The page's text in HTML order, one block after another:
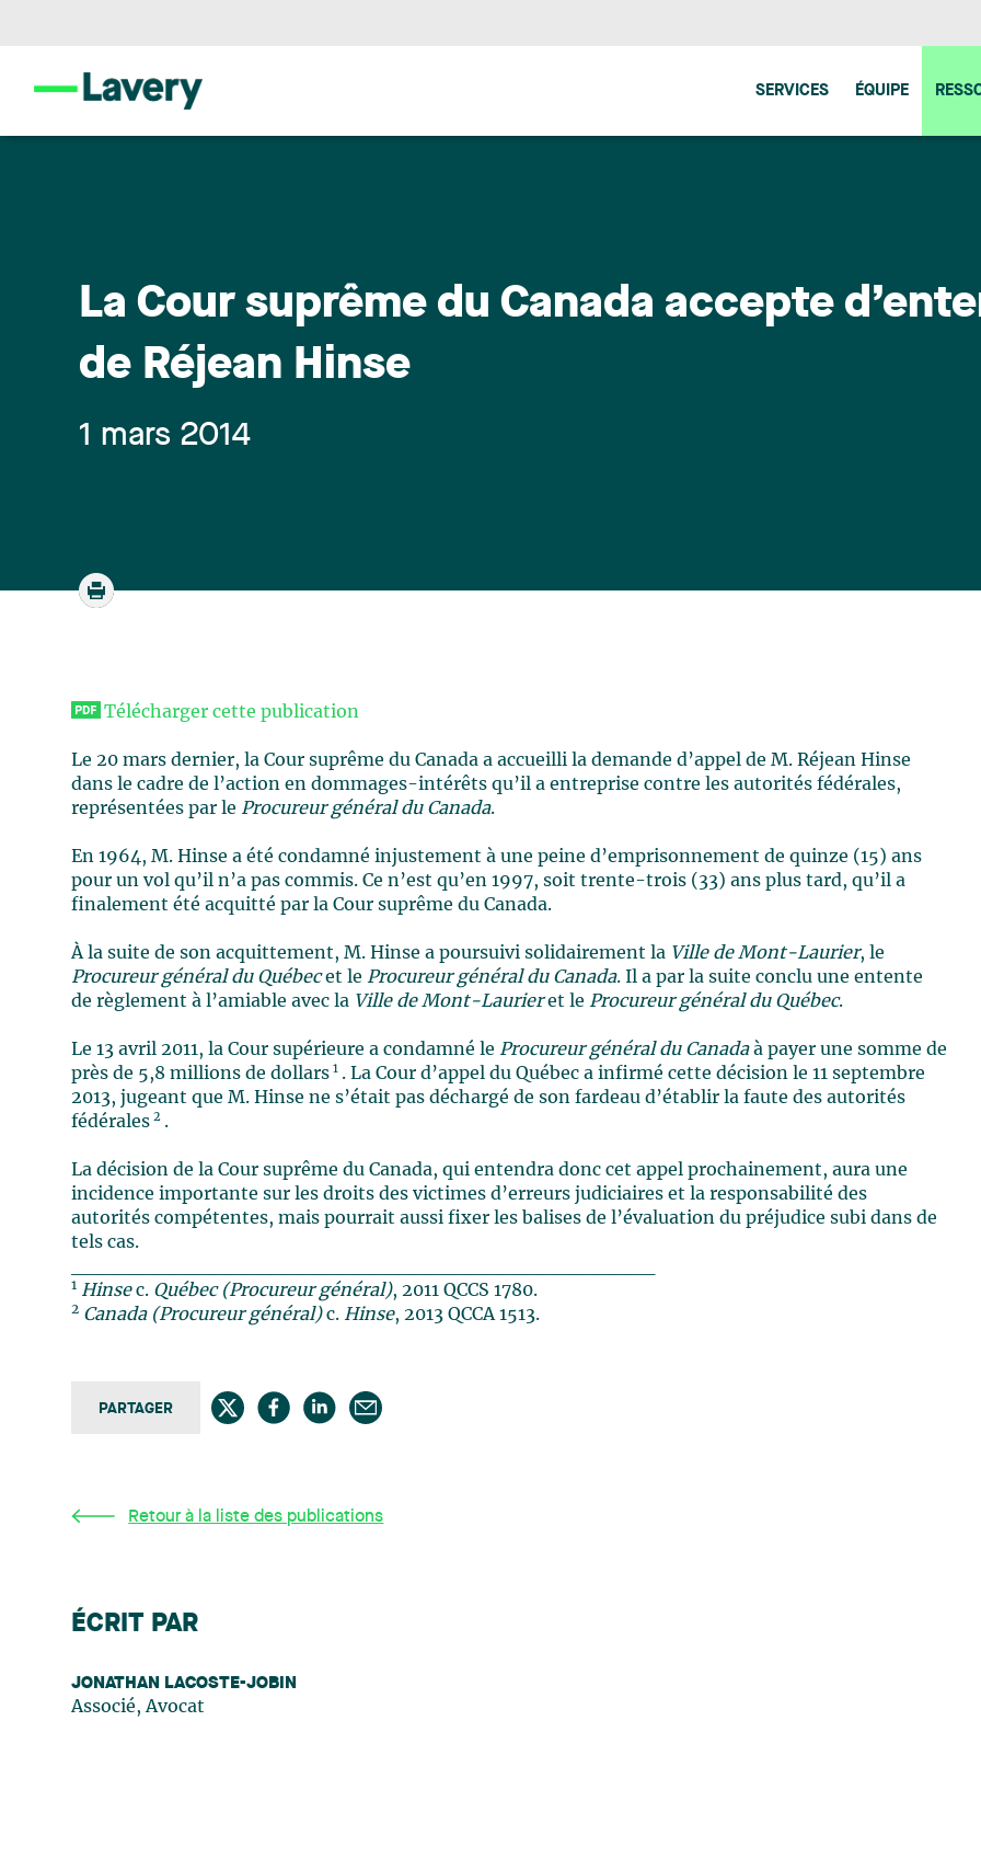
SERVICES ÉQUIPE
La Cour suprême du Canada accepte
de Réjean Hinse
1 mars 2014
Télécharger cette publication
Le 20 mars dernier, la Cour suprême du Canada a accueilli la demande d’appel de M. Réjean Hinse
dans le cadre de l’action en dommages-intérêts qu’il a entreprise contre les autorités fédérales,
représentées par le Procureur général du Canada.
En 1964, M. Hinse a été condamné injustement à une peine d’emprisonnement de quinze (15) ans
pour un vol qu’il n’a pas commis. Ce n’est qu’en 1997, soit trente-trois (33) ans plus tard, qu’il a
finalement été acquitté par la Cour suprême du Canada.
À la suite de son acquittement, M. Hinse a poursuivi solidairement la Ville de Mont-Laurier, le
Procureur général du Québecet le Procureur général du Canada. Il a par la suite conclu une entente
de règlement à l’amiable avec la Ville de Mont-Laurieret le Procureur général du Québec.
Le 13 avril 2011, la Cour supérieure a condamné le Procureur général du Canadaà payer une somme de
près de 5,8 millions de dollars 1 . La Cour d’appel du Québec a infirmé cette décision le 11 septembre
2013, jugeant que M. Hinse ne s’était pas déchargé de son fardeau d’établir la faute des autorités
fédérales 2 .
La décision de la Cour suprême du Canada, qui entendra donc cet appel prochainement, aura une
incidence importante sur les droits des victimes d’erreurs judiciaires et la responsabilité des
autorités compétentes, mais pourrait aussi fixer les balises de l’évaluation du préjudice subi dans de
tels cas.
1 Hinsec. Québec (Procureur général), 2011 QCCS 1780.
2 Canada (Procureur général)c. Hinse, 2013 QCCA 1513.
PARTAGER
Retour à la liste des publications
ÉCRIT PAR
JONATHAN LACOSTE-JOBIN
Associé, Avocat